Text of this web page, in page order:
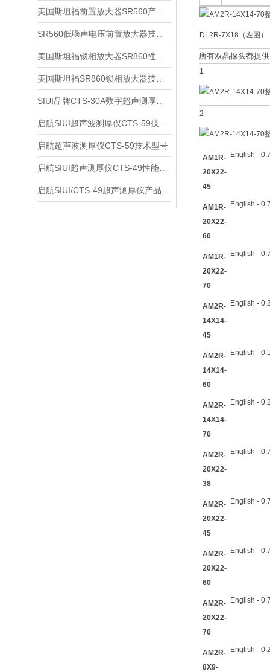
启航超声波测厚仪CTS-59技术型号
DL2R-7X18（左图
所有双晶探头都提
1
2
AM1R-
20X22-
45
English -
AM1R-
20X22-
60
English -
AM1R-
20X22-
70
English -
AM2R-
14X14-
45
English -
AM2R-
14X14-
60
English -
AM2R-
14X14-
70
English -
AM2R-
20X22-
38
English -
AM2R-
20X22-
45
English -
AM2R-
20X22-
60
English -
AM2R-
20X22-
70
English -
AM2R-
8X9-
English -